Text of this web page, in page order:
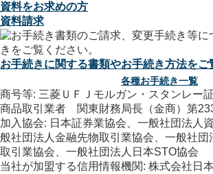
資料をお求めの方
資料請求
お手続きに関する書類やお手続き方法をご
各種お手続き一覧
商号等: 三菱ＵＦＪモルガン・スタンレー
商品取引業者 関東財務局長（金商）第
加入協会: 日本証券業協会、一般社団法人
般社団法人金融先物取引業協会、一般社団
取引業協会、一般社団法人日本STO協会
当社が加盟する信用情報機関: 株式会社日